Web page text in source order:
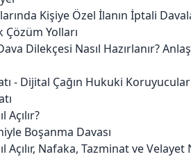
Kişiye Özel İlanın İptali
Yolları
Dilekçesi Nasıl Hazırlanır?
- Dijital Çağın Hukuki
Açılır?
Boşanma Davası
Açılır, Nafaka, Tazminat ve Velayet